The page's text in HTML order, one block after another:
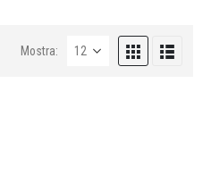
Mostra: